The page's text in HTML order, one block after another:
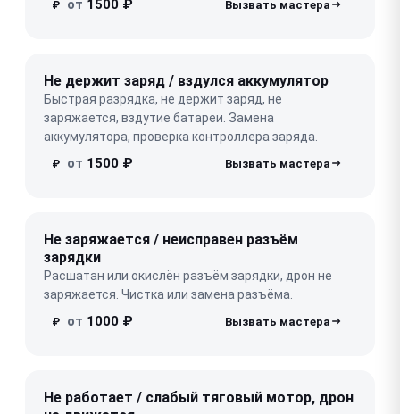
₽ от 1500 ₽
Не держит заряд / вздулся аккумулятор
Быстрая разрядка, не держит заряд, не
заряжается, вздутие батареи. Замена
аккумулятора, проверка контроллера заряда.
₽ от 1500 ₽
Не заряжается / неисправен разъём
зарядки
Расшатан или окислён разъём зарядки, дрон не
заряжается. Чистка или замена разъёма.
₽ от 1000 ₽
Не работает / слабый тяговый мотор, дрон